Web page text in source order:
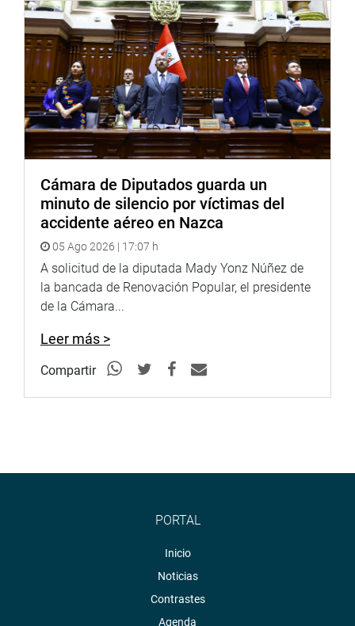
señala que “reconsiderada la ley por el Congreso, su
presidente la promulga, con el voto de más de la mitad
del número legal de miembros del Congreso”.
OFICINA DE COMUNICACIONES
Cámara de Diputados guarda un
minuto de silencio por víctimas del
accidente aéreo en Nazca
05 Ago 2026 | 17:07 h
A solicitud de la diputada Mady Yonz Núñez de
la bancada de Renovación Popular, el presidente
de la Cámara...
Leer más >
Compartir
PORTAL
Inicio
Noticias
Contrastes
Agenda